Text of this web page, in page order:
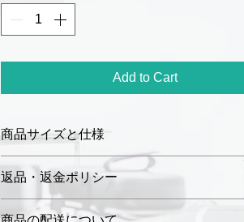
Add to Cart
商品サイズと仕様
サイズ：幅 12 mm
× 長さ 40 mm
ロールの長さ：5 m
材質：和紙
返品・返金ポリシー
お届けした商品に初期不良や破損があっ